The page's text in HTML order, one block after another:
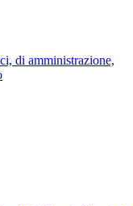
di amministrazione,